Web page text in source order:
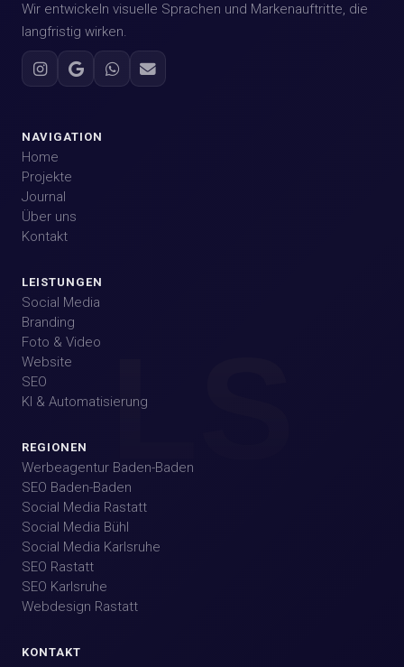
LS
Wir entwickeln visuelle Sprachen und Markenauftritte, die
langfristig wirken.
NAVIGATION
Home
Projekte
Journal
Über uns
Kontakt
LEISTUNGEN
Social Media
Branding
Foto & Video
Website
SEO
KI & Automatisierung
REGIONEN
Werbeagentur Baden-Baden
SEO Baden-Baden
Social Media Rastatt
Social Media Bühl
Social Media Karlsruhe
SEO Rastatt
SEO Karlsruhe
Webdesign Rastatt
KONTAKT